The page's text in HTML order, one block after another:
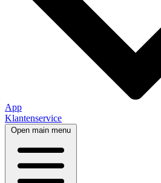
App
Klantenservice
Open main menu